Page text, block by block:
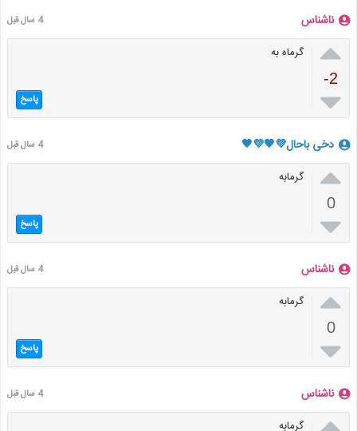
ناشناس 4 سال قبل

-2

گرماه به
پاسخ
دخی باحال💜🖤💜🖤 4 سال قبل

0

گرمابه
پاسخ
ناشناس 4 سال قبل

0

گرمابه
پاسخ
ناشناس 4 سال قبل
گرمابه